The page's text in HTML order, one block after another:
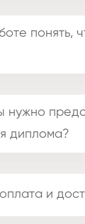
понять,
нужно
диплома?
и